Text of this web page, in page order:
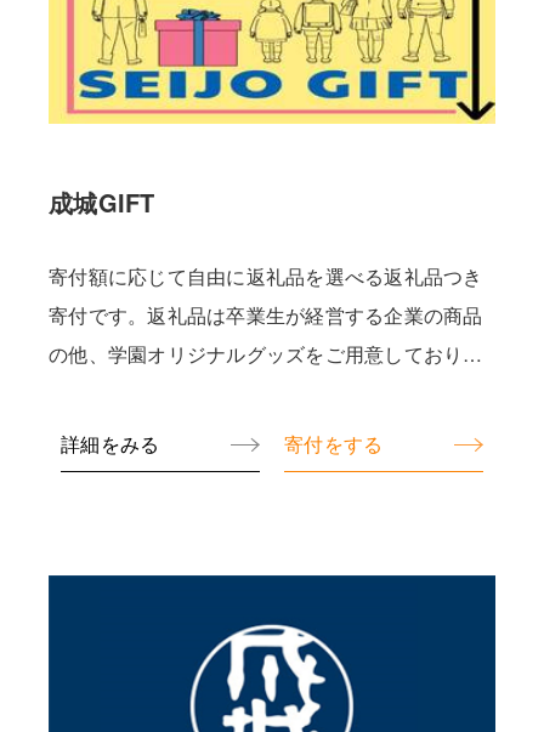
成城GIFT
寄付額に応じて自由に返礼品を選べる返礼品つき
寄付です。返礼品は卒業生が経営する企業の商品
の他、学園オリジナルグッズをご用意しておりま
詳細をみる
寄付をする